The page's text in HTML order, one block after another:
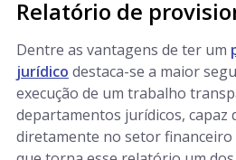
Relatório de
Dentre as vantagens de ter um
jurídico destaca-se a maior
execução de um trabalho
departamentos jurídicos, capaz
diretamente no setor financeiro